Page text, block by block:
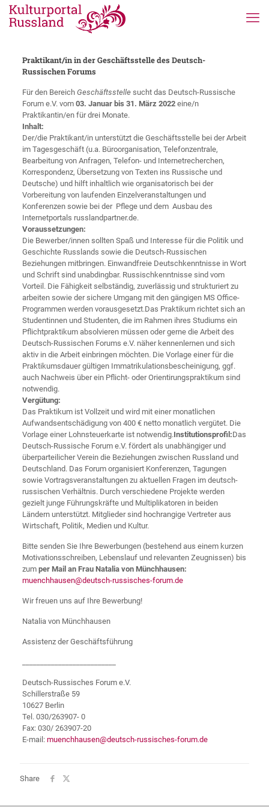
Praktikant/in in der Geschäftsstelle des Deutsch-
Russischen Forums
Für den Bereich Geschäftsstellesucht das Deutsch-Russische
Forum e.V. vom 03. Januar bis 31. März 2022 eine/n
Praktikantin/en für drei Monate.
Inhalt:
Der/die Praktikant/in unterstützt die Geschäftsstelle bei der Arbeit
im Tagesgeschäft (u.a. Büroorganisation, Telefonzentrale,
Bearbeitung von Anfragen, Telefon- und Internetrecherchen,
Korrespondenz, Übersetzung von Texten ins Russische und
Deutsche) und hilft inhaltlich wie organisatorisch bei der
Vorbereitung von laufenden Einzelveranstaltungen und
Konferenzen sowie bei der Pflege und dem Ausbau des
Internetportals russlandpartner.de.
Voraussetzungen:
Die Bewerber/innen sollten Spaß und Interesse für die Politik und
Geschichte Russlands sowie die Deutsch-Russischen
Beziehungen mitbringen. Einwandfreie Deutschkenntnisse in Wort
und Schrift sind unabdingbar. Russischkenntnisse sind vom
Vorteil. Die Fähigkeit selbständig, zuverlässig und strukturiert zu
arbeiten sowie der sichere Umgang mit den gängigen MS Office-
Programmen werden vorausgesetzt.Das Praktikum richtet sich an
Studentinnen und Studenten, die im Rahmen ihres Studiums ein
Pflichtpraktikum absolvieren müssen oder gerne die Arbeit des
Deutsch-Russischen Forums e.V. näher kennenlernen und sich
aktiv in die Arbeit einbringen möchten. Die Vorlage einer für die
Praktikumsdauer gültigen Immatrikulationsbescheinigung, ggf.
auch Nachweis über ein Pflicht- oder Orientirungspraktikum sind
notwendig.
Vergütung:
Das Praktikum ist Vollzeit und wird mit einer monatlichen
Aufwandsentschädigung von 400 € netto monatlich vergütet. Die
Vorlage einer Lohnsteuerkarte ist notwendig.Institutionsprofil:Das
Deutsch-Russische Forum e.V. fördert als unabhängiger und
überparteilicher Verein die Beziehungen zwischen Russland und
Deutschland. Das Forum organisiert Konferenzen, Tagungen
sowie Vortragsveranstaltungen zu aktuellen Fragen im deutsch-
russischen Verhältnis. Durch verschiedene Projekte werden
gezielt junge Führungskräfte und Multiplikatoren in beiden
Ländern unterstützt. Mitglieder sind hochrangige Vertreter aus
Wirtschaft, Politik, Medien und Kultur.
Bitte senden Sie Ihre Bewerbungen (bestehend aus einem kurzen
Motivationsschreiben, Lebenslauf und relevanten Zeugnissen) bis
zum per Mail an Frau Natalia von Münchhausen:
muenchhausen@deutsch-russisches-forum.de
Wir freuen uns auf Ihre Bewerbung!
Natalia von Münchhausen
Assistenz der Geschäftsführung
Deutsch-Russisches Forum e.V.
Schillerstraße 59
10627 Berlin
Tel. 030/263907- 0
Fax: 030/ 263907-20
E-mail: muenchhausen@deutsch-russisches-forum.de
Share